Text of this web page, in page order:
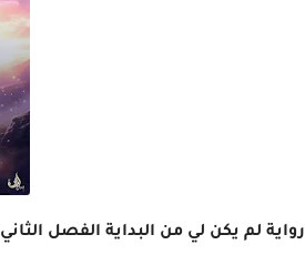
رواية لم يكن لي من البداية الفصل الثاني 2